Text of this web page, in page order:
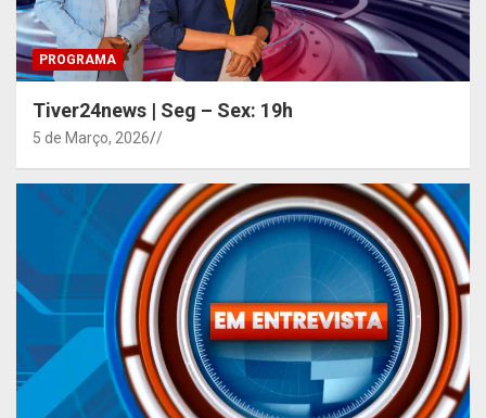
PROGRAMA
Tiver24news | Seg – Sex: 19h
5 de Março, 2026 /